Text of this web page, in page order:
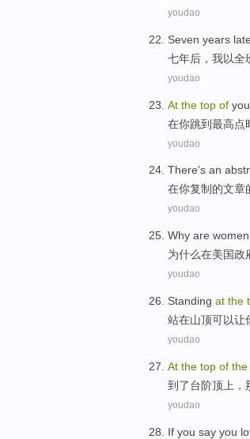
youdao
Seven years
七年后 ， 我以全
youdao
At the top of
在你跳到最高点
youdao
There's an
在你复制 的文章
youdao
Why are women
为什么在美国政
youdao
Standing at the
站在山顶可以让
youdao
At the top of the
到了台阶顶上 ，
youdao
If you say you